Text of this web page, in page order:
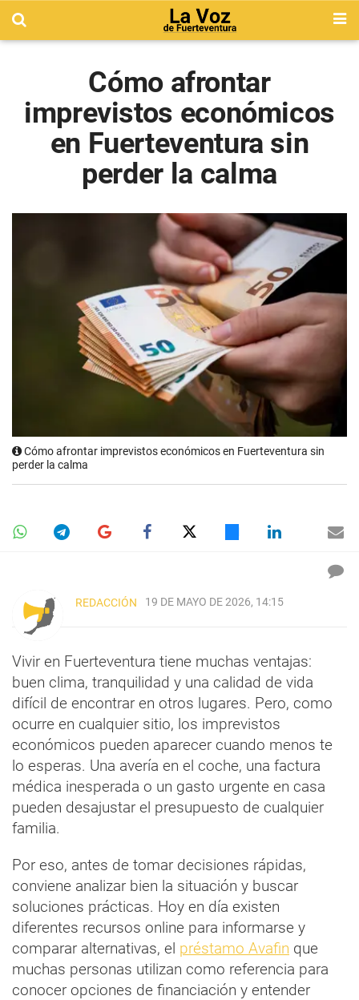
Cómo afrontar
imprevistos económicos
en Fuerteventura sin
perder la calma
Cómo afrontar imprevistos económicos en Fuerteventura sin
perder la calma
REDACCIÓN 19 DE MAYO DE 2026, 14:15
Vivir en Fuerteventura tiene muchas ventajas:
buen clima, tranquilidad y una calidad de vida
difícil de encontrar en otros lugares. Pero, como
ocurre en cualquier sitio, los imprevistos
económicos pueden aparecer cuando menos te
lo esperas. Una avería en el coche, una factura
médica inesperada o un gasto urgente en casa
pueden desajustar el presupuesto de cualquier
familia.
Por eso, antes de tomar decisiones rápidas,
conviene analizar bien la situación y buscar
soluciones prácticas. Hoy en día existen
diferentes recursos online para informarse y
comparar alternativas, el préstamo Avafin que
muchas personas utilizan como referencia para
conocer opciones de financiación y entender